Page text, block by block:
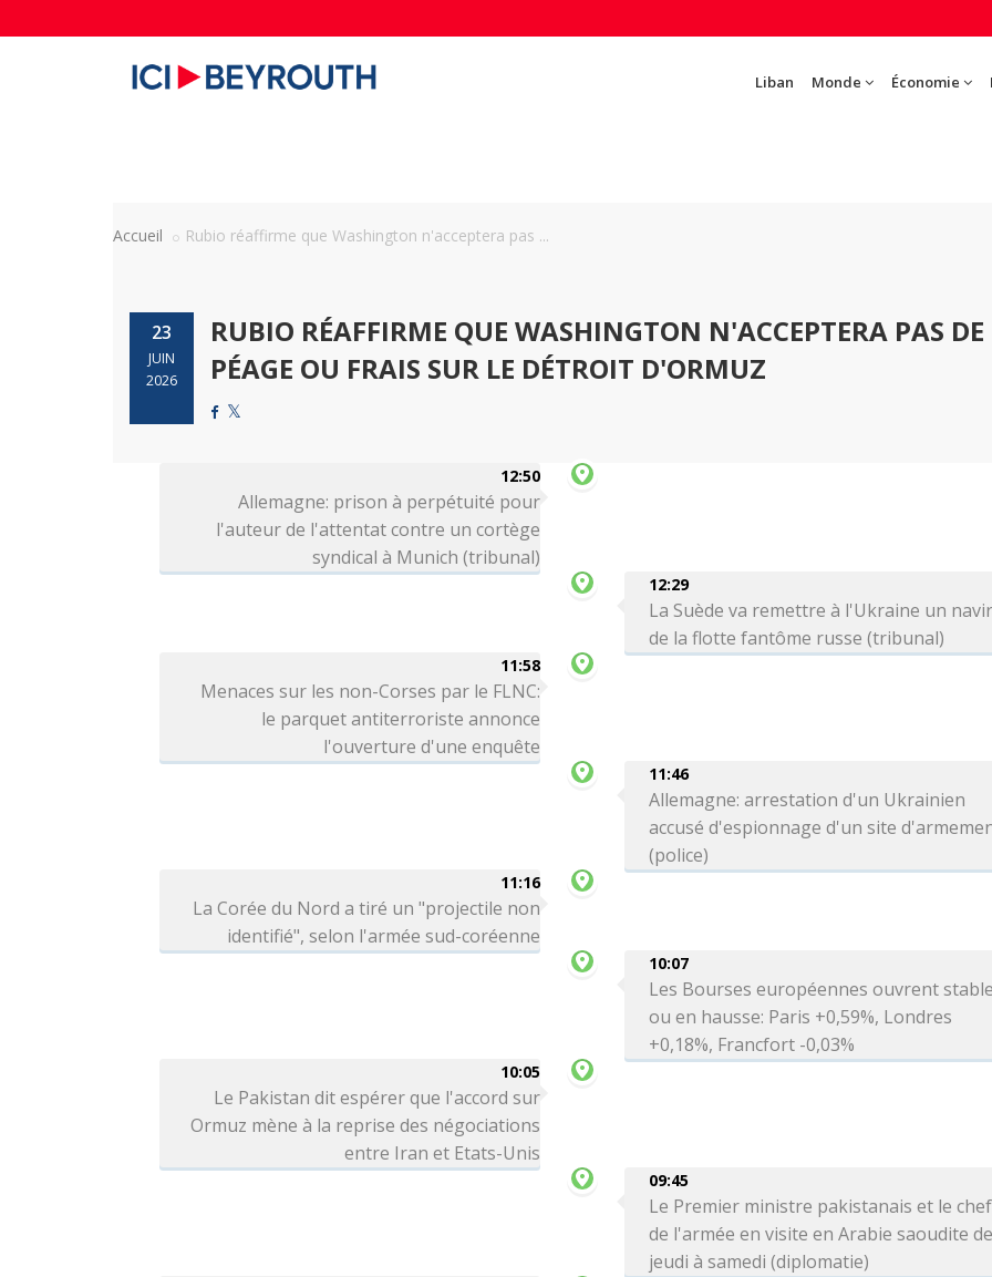
Liban Monde Économie
Accueil Rubio réaffirme que Washington n'acceptera pas ...
23
JUIN
2026
RUBIO RÉAFFIRME QUE WASHINGTON N'ACCEPTERA PAS DE
PÉAGE OU FRAIS SUR LE DÉTROIT D'ORMUZ
12:50
Allemagne: prison à perpétuité pour
l'auteur de l'attentat contre un cortège
syndical à Munich (tribunal)
12:29
La Suède va remettre à l'Ukraine un
de la flotte fantôme russe (tribunal)
11:58
Menaces sur les non-Corses par le FLNC:
le parquet antiterroriste annonce
l'ouverture d'une enquête
11:46
Allemagne: arrestation d'un Ukrainien
accusé d'espionnage d'un site
(police)
11:16
La Corée du Nord a tiré un "projectile non
identifié", selon l'armée sud-coréenne
10:07
Les Bourses européennes ouvrent
ou en hausse: Paris +0,59%, Londres
+0,18%, Francfort -0,03%
10:05
Le Pakistan dit espérer que l'accord sur
Ormuz mène à la reprise des négociations
entre Iran et Etats-Unis
09:45
Le Premier ministre pakistanais et le chef
de l'armée en visite en Arabie saoudite
jeudi à samedi (diplomatie)